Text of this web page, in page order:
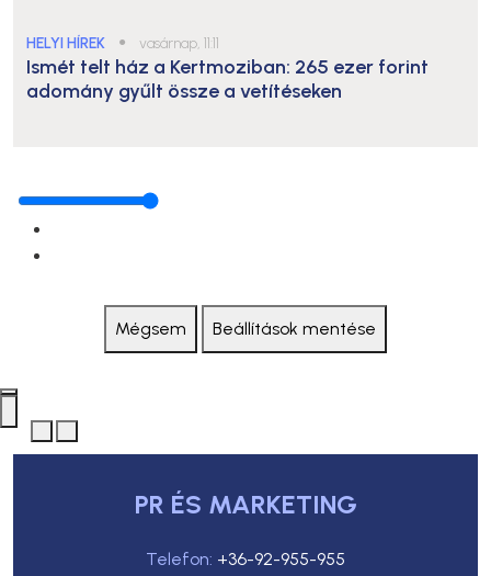
HELYI HÍREK ● vasárnap, 11:11
Ismét telt ház a Kertmoziban: 265 ezer forint
adomány gyűlt össze a vetítéseken
Mégsem Beállítások mentése
PR ÉS MARKETING
Telefon: +36-92-955-955